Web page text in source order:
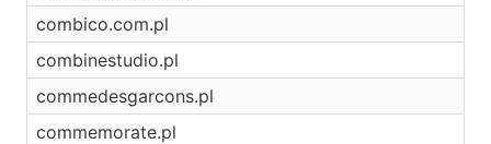
combico.com.pl
combinestudio.pl
commedesgarcons.pl
commemorate.pl